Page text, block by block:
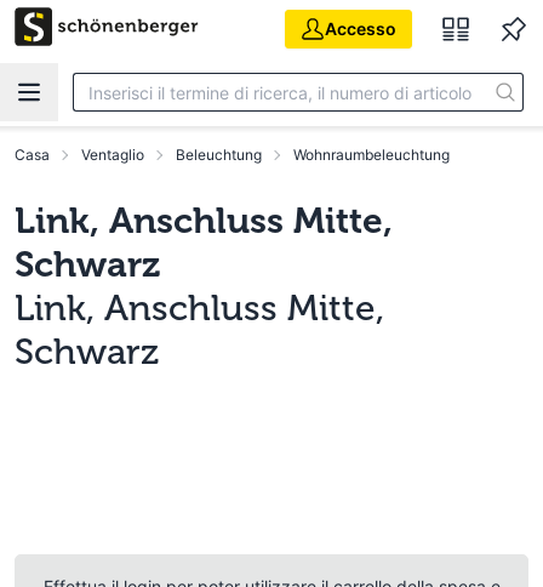
Vai al contenuto principale
Accesso
Casa Ventaglio Beleuchtung Wohnraumbeleuchtung
Link, Anschluss Mitte,
Schwarz
Link, Anschluss Mitte,
Schwarz